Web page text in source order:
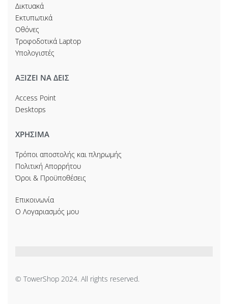
Δικτυακά
Εκτυπωτικά
Οθόνες
Τροφοδοτικά Laptop
Υπολογιστές
ΑΞΙΖΕΙ ΝΑ ΔΕΙΣ
Access Point
Desktops
ΧΡΗΣΙΜΑ
Τρόποι αποστολής και πληρωμής
Πολιτική Απορρήτου
Όροι & Προϋποθέσεις
Επικοινωνία
Ο Λογαριασμός μου
© TowerShop 2024. All rights reserved.